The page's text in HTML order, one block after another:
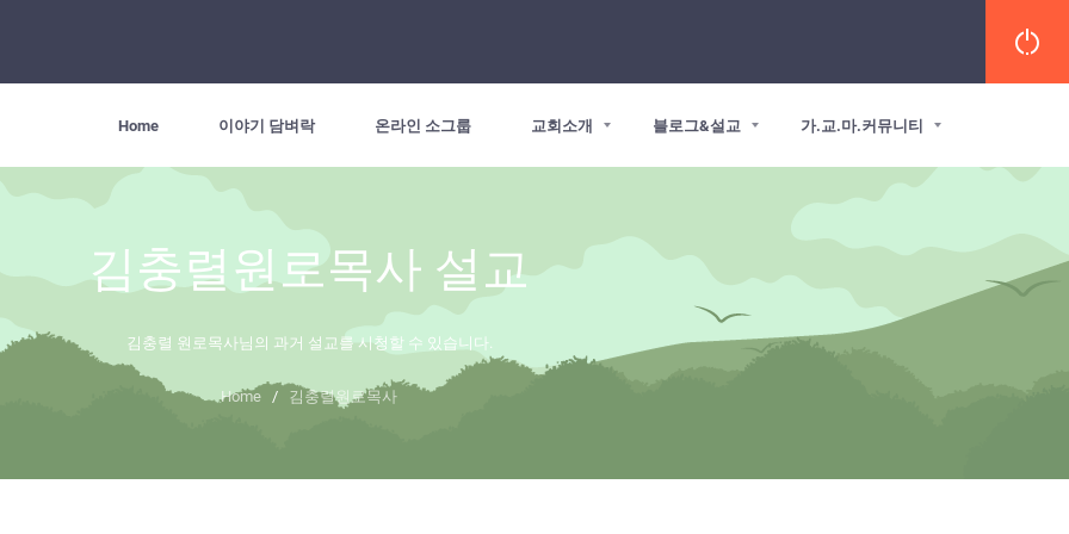
Home 이야기 담벼락 온라인 소그룹 교회소개 블로그&설교 가.교.마.커뮤니티
김충렬원로목사 설교
김충렬 원로목사님의 과거 설교를 시청할 수 있습니다.
Home / 김충렬원로목사